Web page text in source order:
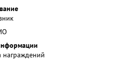
награждений